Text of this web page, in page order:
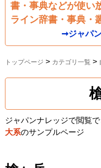
書・事典などが使い
ライン辞書・事典・
➞ジャパ
トップページ > カテゴリ一覧 >
ジャパンナレッジで閲覧
大系のサンプルページ